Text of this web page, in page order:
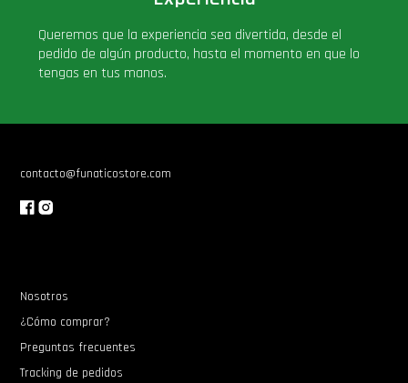
Plush
Premium
PRÓXIMAMENTE
Queremos que la experiencia sea divertida, desde el
pedido de algún producto, hasta el momento en que lo
tengas en tus manos.
contacto@funaticostore.com
Nosotros
¿Cómo comprar?
Preguntas frecuentes
Tracking de pedidos